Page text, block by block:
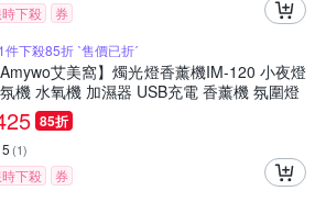
下殺
券
件下殺85折 ˋ售價已折ˊ
Amywo艾美窩】燭光燈香薰機IM-120 小夜燈
機 水氧機 加濕器 USB充電 香薰機 氛圍燈
85折
5 (1)
下殺
券